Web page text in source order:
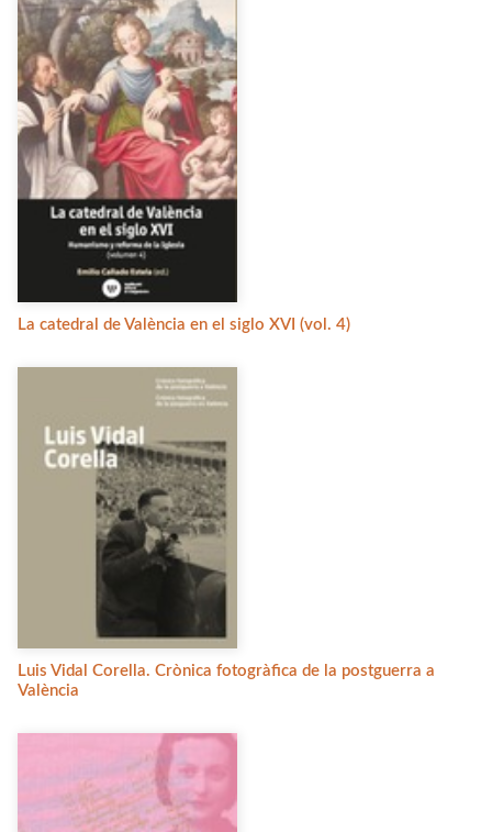
La catedral de València en el siglo XVI (vol. 4)
Luis Vidal Corella. Crònica fotogràfica de la postguerra a
València